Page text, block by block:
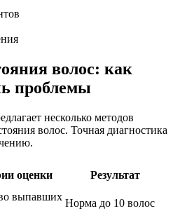
волос: как
проблемы
несколько методов
волос. Точная диагностика
оценки
Результат
выпавших
Норма до 10 волос